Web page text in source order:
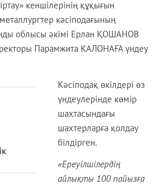
кеншілерінің құқығын
кәсіподағының
облысы әкімі Ерлан ҚОШАНОВ
Парамжита КАЛОНАҒА үндеу
Кәсіподақ өкілдері өз
үндеулерінде көмір
шахтасындағы
шахтерларға қолдау
білдірген.
«Ереуілшілердің
айлықты 100 пайызға